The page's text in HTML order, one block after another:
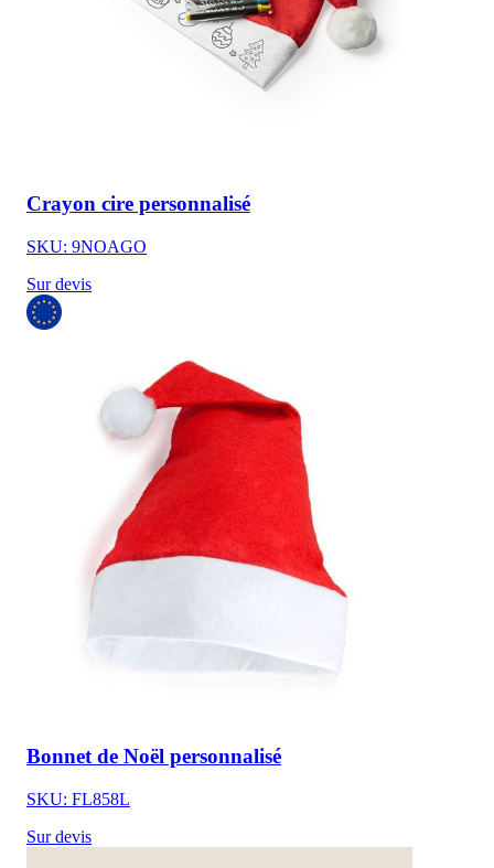
Crayon cire personnalisé
SKU: 9NOAGO
Sur devis
Bonnet de Noël personnalisé
SKU: FL858L
Sur devis